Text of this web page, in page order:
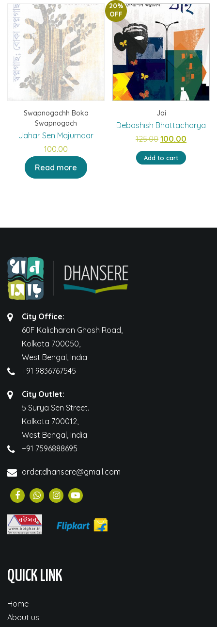
Swapnogachh Boka
Swapnogach
Jahar Sen Majumdar
100.00
Read more
20%
OFF
Jai
Debashish Bhattacharya
125.00 Original
price
was:
100.00
Add to cart
City Office:
60F Kalicharan Ghosh Road,
Kolkata 700050,
West Bengal, India
+91 9836767545
City Outlet:
5 Surya Sen Street.
Kolkata 700012,
West Bengal, India
+91 7596888695
order.dhansere@gmail.com
QUICK LINK
Home
About us